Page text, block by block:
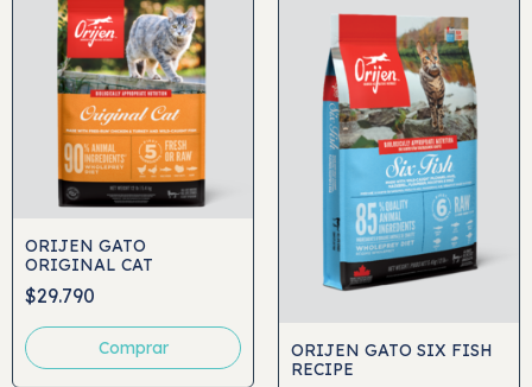
ORIJEN GATO
ORIGINAL CAT
$29.790
Comprar
ORIJEN GATO SIX FISH
RECIPE